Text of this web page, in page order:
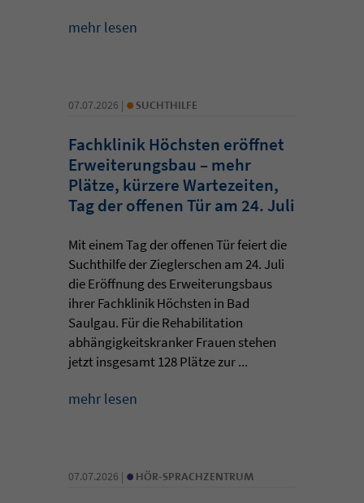
mehr lesen
07.07.2026 | • SUCHTHILFE
Fachklinik Höchsten eröffnet
Erweiterungsbau – mehr
Plätze, kürzere Wartezeiten,
Tag der offenen Tür am 24. Juli
Mit einem Tag der offenen Tür feiert die
Suchthilfe der Zieglerschen am 24. Juli
die Eröffnung des Erweiterungsbaus
ihrer Fachklinik Höchsten in Bad
Saulgau. Für die Rehabilitation
abhängigkeitskranker Frauen stehen
jetzt insgesamt 128 Plätze zur ...
mehr lesen
07.07.2026 | • HÖR-SPRACHZENTRUM